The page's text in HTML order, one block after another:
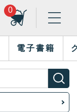
0
電子書籍